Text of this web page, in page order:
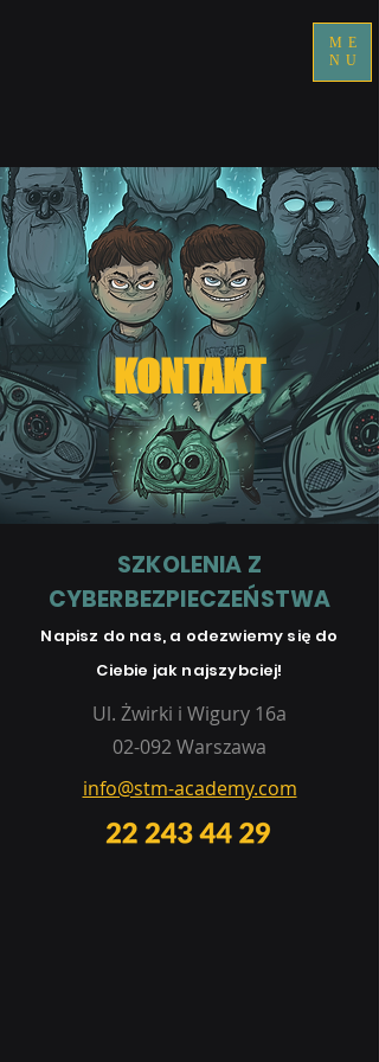
ME
NU
KONTAKT
SZKOLENIA Z
CYBERBEZPIECZEŃSTWA
Napisz do nas, a odezwiemy się do
Ciebie jak najszybciej!
Ul. Żwirki i Wigury 16a
02-092 Warszawa
info@stm-academy.com